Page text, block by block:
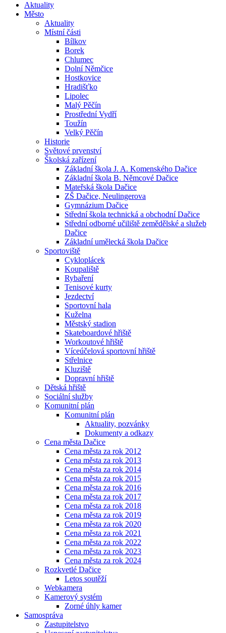
Aktuality
Město
Aktuality
Místní části
Bílkov
Borek
Chlumec
Dolní Němčice
Hostkovice
Hradišťko
Lipolec
Malý Pěčín
Prostřední Vydří
Toužín
Velký Pěčín
Historie
Světové prvenství
Školská zařízení
Základní škola J. A. Komenského Dačice
Základní škola B. Němcové Dačice
Mateřská škola Dačice
ZŠ Dačice, Neulingerova
Gymnázium Dačice
Střední škola technická a obchodní Dačice
Střední odborné učiliště zemědělské a služeb
Dačice
Základní umělecká škola Dačice
Sportoviště
Cykloplácek
Koupaliště
Rybaření
Tenisové kurty
Jezdectví
Sportovní hala
Kuželna
Městský stadion
Skateboardové hřiště
Workoutové hřiště
Víceúčelová sportovní hřiště
Střelnice
Kluziště
Dopravní hřiště
Dětská hřiště
Sociální služby
Komunitní plán
Komunitní plán
Aktuality, pozvánky
Dokumenty a odkazy
Cena města Dačice
Cena města za rok 2012
Cena města za rok 2013
Cena města za rok 2014
Cena města za rok 2015
Cena města za rok 2016
Cena města za rok 2017
Cena města za rok 2018
Cena města za rok 2019
Cena města za rok 2020
Cena města za rok 2021
Cena města za rok 2022
Cena města za rok 2023
Cena města za rok 2024
Rozkvetlé Dačice
Letos soutěží
Webkamera
Kamerový systém
Zorné úhly kamer
Samospráva
Zastupitelstvo